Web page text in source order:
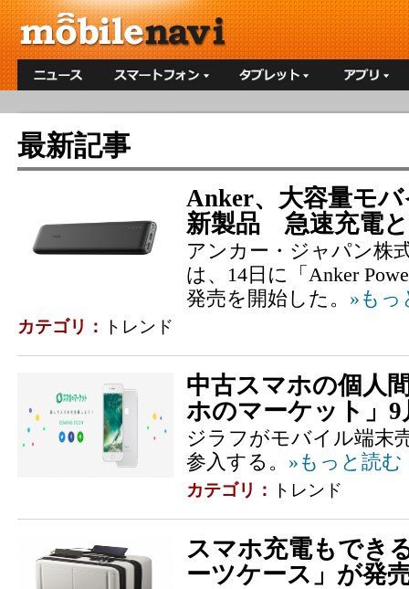
最新記事
Anker、大容量モ
新製品 急速充電
アンカー・ジャパン株
は、14日に「Anker
発売を開始した。 »もっ
カテゴリ： トレンド
中古スマホの個人
ホのマーケット」
ジラフがモバイル端末
参入する。 »もっと読む
カテゴリ： トレンド
スマホ充電もでき
ーツケース」が発